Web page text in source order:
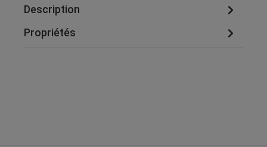
Description
Propriétés